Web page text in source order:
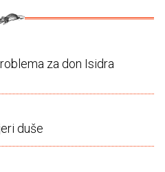
za don Isidra
duše